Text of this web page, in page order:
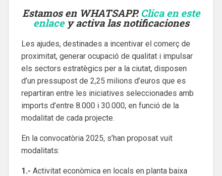
Estamos en WHATSAPP. Clica en este
enlacey activa las notificaciones
Les ajudes, destinades a incentivar el comerç de
proximitat, generar ocupació de qualitat i impulsar
els sectors estratègics per a la ciutat, disposen
d’un pressupost de 2,25 milions d’euros que es
repartiran entre les iniciatives seleccionades amb
imports d’entre 8.000 i 30.000, en funció de la
modalitat de cada projecte.
En la convocatòria 2025, s’han proposat vuit
modalitats:
1.- Activitat econòmica en locals en planta baixa